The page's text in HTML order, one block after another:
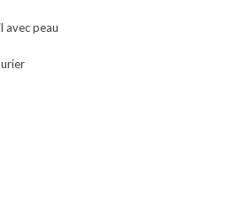
avec peau